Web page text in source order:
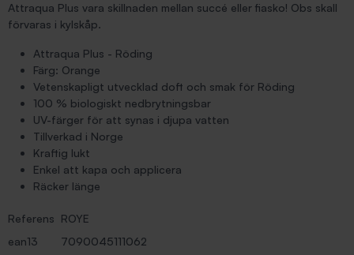
Attraqua Plus vara skillnaden mellan succé eller fiasko! Obs skall
förvaras i kylskåp.
Attraqua Plus - Röding
Färg: Orange
Vetenskapligt utvecklad doft och smak för Röding
100 % biologiskt nedbrytningsbar
UV-färger för att synas i djupa vatten
Tillverkad i Norge
Kraftig lukt
Enkel att kapa och applicera
Räcker länge
Referens ROYE
ean13
7090045111062